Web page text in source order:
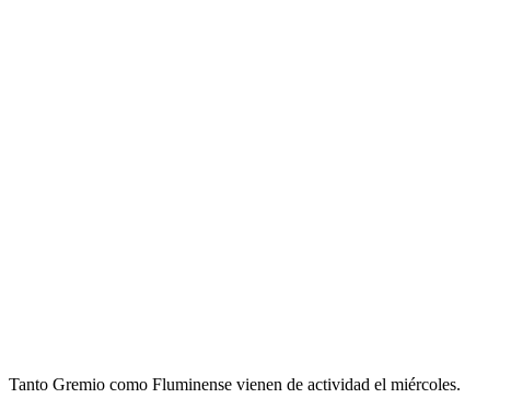
Tanto Gremio como Fluminense vienen de actividad el miércoles.